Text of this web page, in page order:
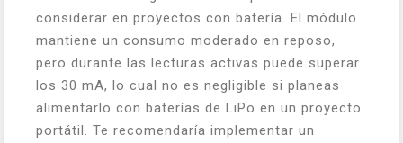
considerar en proyectos con batería. El módulo
mantiene un consumo moderado en reposo,
pero durante las lecturas activas puede superar
los 30 mA, lo cual no es negligible si planeas
alimentarlo con baterías de LiPo en un proyecto
portátil. Te recomendaría implementar un